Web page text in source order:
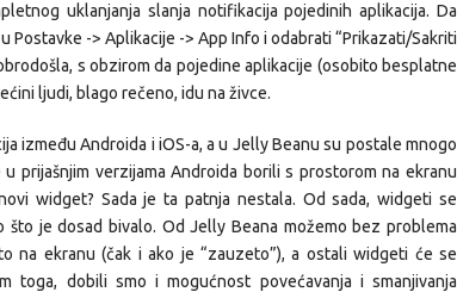
uklanjanja slanja notifikacija pojedinih aplikacija. Da
Postavke -> Aplikacije -> App Info i odabrati “Prikazati/Sakriti
s obzirom da pojedine aplikacije (osobito besplatne
ljudi, blago rečeno, idu na živce.
između Androida i iOS-a, a u Jelly Beanu su postale mnogo
prijašnjim verzijama Androida borili s prostorom na ekranu
widget? Sada je ta patnja nestala. Od sada, widgeti se
što je dosad bivalo. Od Jelly Beana možemo bez problema
na ekranu (čak i ako je “zauzeto”), a ostali widgeti će se
toga, dobili smo i mogućnost povećavanja i smanjivanja